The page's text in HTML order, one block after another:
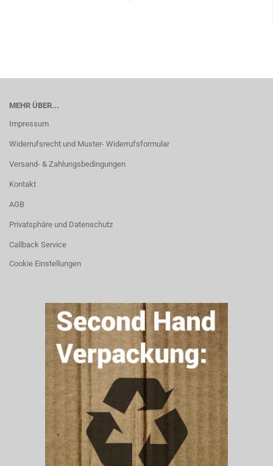
MEHR ÜBER...
Impressum
Widerrufsrecht und Muster- Widerrufsformular
Versand- & Zahlungsbedingungen
Kontakt
AGB
Privatsphäre und Datenschutz
Callback Service
Cookie Einstellungen